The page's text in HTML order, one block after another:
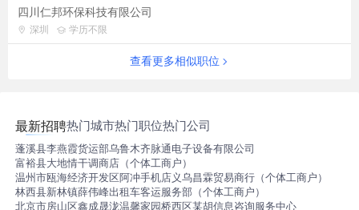
四川仁邦环保科技有限公司
深圳 学历不限
查看更多相似职位
最新招聘热门城市热门职位热门公司
蓬溪县李燕霞货运部乌鲁木齐脉通电子设备有限公司
富裕县大地情干调商店（个体工商户）
温州市瓯海经济开发区阿冲手机店义乌昌霖贸易商行（个体工商户）
林西县新林镇薛伟峰出租车客运服务部（个体工商户）
北京市房山区鑫成晟泷温馨家园桥西区某胡信息咨询服务中心